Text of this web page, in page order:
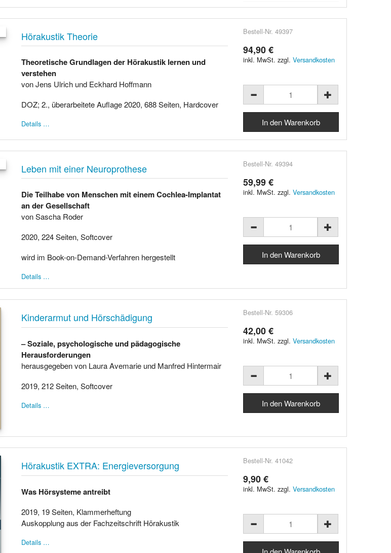
Hörakustik Theorie
Theoretische Grundlagen der Hörakustik lernen und
verstehen
von Jens Ulrich und Eckhard Hoffmann
DOZ; 2., überarbeitete Auflage 2020, 688 Seiten, Hardcover
Details …
Bestell-Nr. 49397
94,90 €
inkl. MwSt. zzgl.Versandkosten
Leben mit einer Neuroprothese
Die Teilhabe von Menschen mit einem Cochlea-Implantat
an der Gesellschaft
von Sascha Roder
2020, 224 Seiten, Softcover
wird im Book-on-Demand-Verfahren hergestellt
Details …
Bestell-Nr. 49394
59,99 €
inkl. MwSt. zzgl.Versandkosten
Kinderarmut und Hörschädigung
– Soziale, psychologische und pädagogische
Herausforderungen
herausgegeben von Laura Avemarie und Manfred Hintermair
2019, 212 Seiten, Softcover
Details …
Bestell-Nr. 59306
42,00 €
inkl. MwSt. zzgl.Versandkosten
Hörakustik EXTRA: Energieversorgung
Was Hörsysteme antreibt
2019, 19 Seiten, Klammerheftung
Auskopplung aus der Fachzeitschrift Hörakustik
Details …
Bestell-Nr. 41042
9,90 €
inkl. MwSt. zzgl.Versandkosten